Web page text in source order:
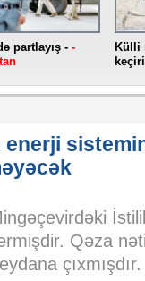
İqamətgah Kadisə
-
enerji
Qəza